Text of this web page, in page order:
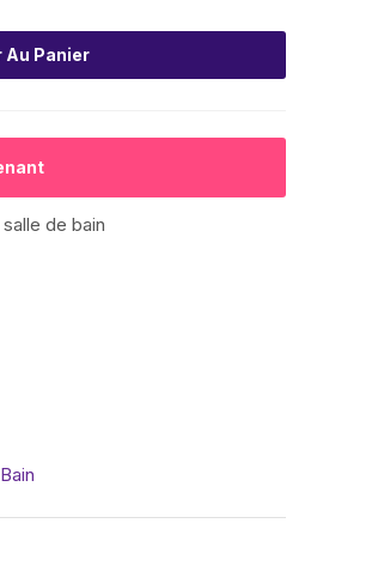
Au Panier
de bain